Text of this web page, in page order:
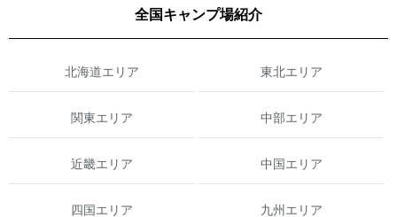
全国キャンプ場紹介
北海道エリア 東北エリア
関東エリア 中部エリア
近畿エリア 中国エリア
四国エリア 九州エリア